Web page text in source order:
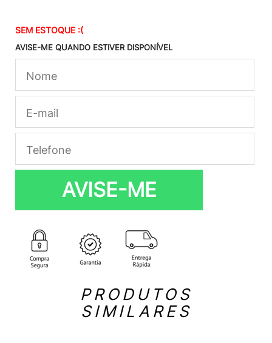
SEM ESTOQUE :(
AVISE-ME QUANDO ESTIVER DISPONÍVEL
AVISE-ME
PRODUTOS
SIMILARES